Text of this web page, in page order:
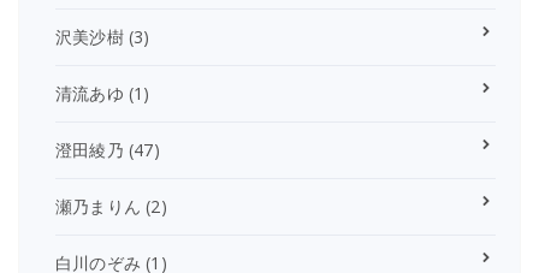
沢美沙樹(3)
清流あゆ (1)
澄田綾乃 (47)
瀬乃まりん (2)
白川のぞみ (1)